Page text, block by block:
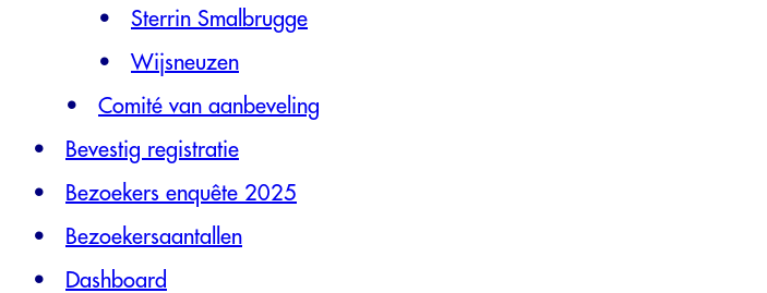
Sterrin Smalbrugge
Wijsneuzen
Comité van aanbeveling
Bevestig registratie
Bezoekers enquête 2025
Bezoekersaantallen
Dashboard